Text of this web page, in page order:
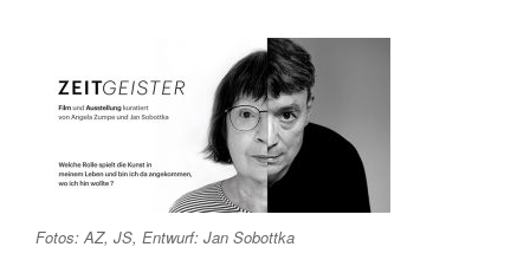
Fotos: AZ, JS, Entwurf: Jan Sobottka